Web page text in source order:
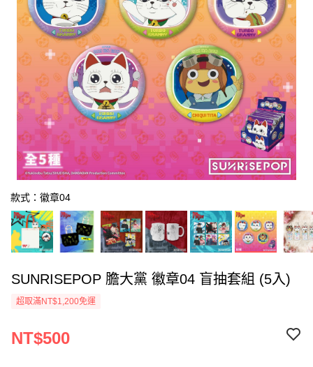
款式：徽章04
SUNRISEPOP 膽大黨 徽章04 盲抽套組 (5入)
超取滿NT$1,200免運
NT$500